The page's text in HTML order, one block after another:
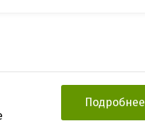
Подробнее